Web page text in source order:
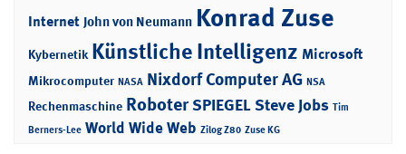
Internet John von Neumann Konrad Zuse
Kybernetik Künstliche Intelligenz Microsoft
Mikrocomputer NASA Nixdorf Computer AG NSA
Rechenmaschine RoboterSPIEGELSteve Jobs Tim
Berners-Lee World Wide Web Zilog Z80 Zuse KG